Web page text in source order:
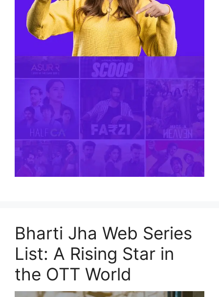
Bharti Jha Web Series
List: A Rising Star in
the OTT World